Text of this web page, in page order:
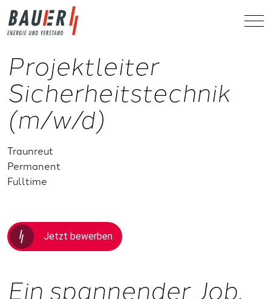
Projektleiter
Sicherheitstechnik
(m/w/d)
Traunreut
Permanent
Fulltime
Jetzt bewerben
Ein spannender Job.